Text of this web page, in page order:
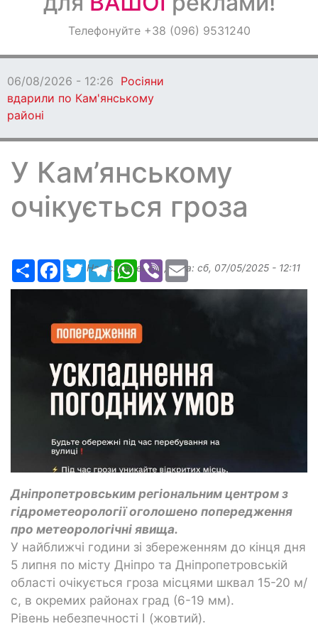
ОголошенняТелефонуйте +38 (096) 9531240
06/08/2026 - 12:26 Росіяни
вдарили по Кам'янському
районі
У Кам’янському
очікується гроза
РесурсFacebook
TwitterTelegramWhatsApp
ViberEmail
Надіслав:elena , дата: сб, 07/05/2025 - 12:11
Дніпропетровським регіональним центром з
гідрометеорології оголошено попередження
про метеорологічні явища.
У найближчі години зі збереженням до кінця дня
5 липня по місту Дніпро та Дніпропетровській
області очікується гроза місцями шквал 15-20 м/
с, в окремих районах град (6-19 мм).
Рівень небезпечності І (жовтий).